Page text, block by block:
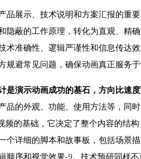
品展示、技术说明和方案汇报的重
隐蔽的工作原理，转化为直观、精
术准确性、逻辑严谨性和信息传达
规避常见问题，确保动画真正服务于
是演示动画成功的基石，方向比速度
品的外观、功能、使用方法等，同
频的基础，它决定了整个内容的结
个详细的脚本和故事板，包括场景
顺序和视觉效果-9。技术预研同样